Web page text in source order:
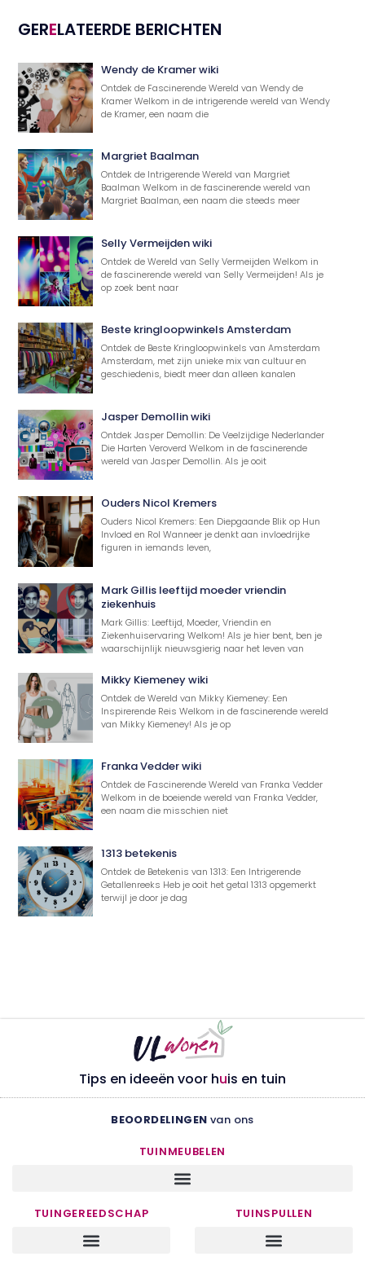
GERELATEERDE BERICHTEN
Wendy de Kramer wiki
Ontdek de Fascinerende Wereld van Wendy de
Kramer Welkom in de intrigerende wereld van Wendy
de Kramer, een naam die
Margriet Baalman
Ontdek de Intrigerende Wereld van Margriet
Baalman Welkom in de fascinerende wereld van
Margriet Baalman, een naam die steeds meer
Selly Vermeijden wiki
Ontdek de Wereld van Selly Vermeijden Welkom in
de fascinerende wereld van Selly Vermeijden! Als je
op zoek bent naar
Beste kringloopwinkels Amsterdam
Ontdek de Beste Kringloopwinkels van Amsterdam
Amsterdam, met zijn unieke mix van cultuur en
geschiedenis, biedt meer dan alleen kanalen
Jasper Demollin wiki
Ontdek Jasper Demollin: De Veelzijdige Nederlander
Die Harten Veroverd Welkom in de fascinerende
wereld van Jasper Demollin. Als je ooit
Ouders Nicol Kremers
Ouders Nicol Kremers: Een Diepgaande Blik op Hun
Invloed en Rol Wanneer je denkt aan invloedrijke
figuren in iemands leven,
Mark Gillis leeftijd moeder vriendin
ziekenhuis
Mark Gillis: Leeftijd, Moeder, Vriendin en
Ziekenhuiservaring Welkom! Als je hier bent, ben je
waarschijnlijk nieuwsgierig naar het leven van
Mikky Kiemeney wiki
Ontdek de Wereld van Mikky Kiemeney: Een
Inspirerende Reis Welkom in de fascinerende wereld
van Mikky Kiemeney! Als je op
Franka Vedder wiki
Ontdek de Fascinerende Wereld van Franka Vedder
Welkom in de boeiende wereld van Franka Vedder,
een naam die misschien niet
1313 betekenis
Ontdek de Betekenis van 1313: Een Intrigerende
Getallenreeks Heb je ooit het getal 1313 opgemerkt
terwijl je door je dag
Tips en ideeën voor huis en tuin
BEOORDELINGEN van ons
TUINMEUBELEN
TUINGEREEDSCHAP TUINSPULLEN